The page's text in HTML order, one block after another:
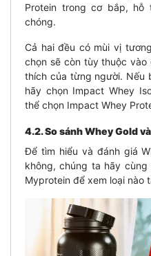
Protein trong cơ bắp,
chóng.
Cả hai đều có mùi vị
chọn sẽ còn tùy thuộc
thích của từng người. Nếu
hãy chọn Impact Whey
thể chọn Impact Whey
4.2. So sánh Whey Gold
Để tìm hiểu và đánh giá
không, chúng ta hãy cùng
Myprotein để xem loại nào